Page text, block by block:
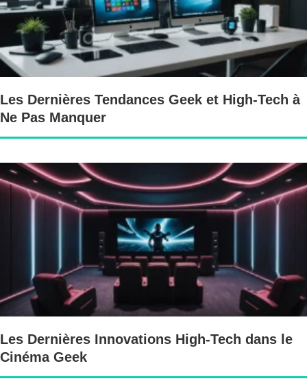
Les Dernières Tendances Geek et High-Tech à
Ne Pas Manquer
Les Dernières Innovations High-Tech dans le
Cinéma Geek